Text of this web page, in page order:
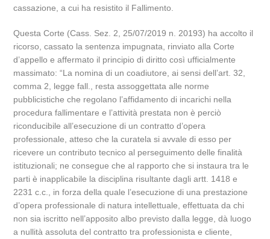
cassazione, a cui ha resistito il Fallimento.
Questa Corte (Cass. Sez. 2, 25/07/2019 n. 20193) ha accolto il
ricorso, cassato la sentenza impugnata, rinviato alla Corte
d’appello e affermato il principio di diritto così ufficialmente
massimato: “La nomina di un coadiutore, ai sensi dell’art. 32,
comma 2, legge fall., resta assoggettata alle norme
pubblicistiche che regolano l’affidamento di incarichi nella
procedura fallimentare e l’attività prestata non è perciò
riconducibile all’esecuzione di un contratto d’opera
professionale, atteso che la curatela si avvale di esso per
ricevere un contributo tecnico al perseguimento delle finalità
istituzionali; ne consegue che al rapporto che si instaura tra le
parti è inapplicabile la disciplina risultante dagli artt. 1418 e
2231 c.c., in forza della quale l’esecuzione di una prestazione
d’opera professionale di natura intellettuale, effettuata da chi
non sia iscritto nell’apposito albo previsto dalla legge, dà luogo
a nullità assoluta del contratto tra professionista e cliente,